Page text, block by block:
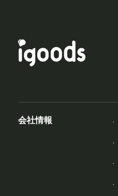
会社情報